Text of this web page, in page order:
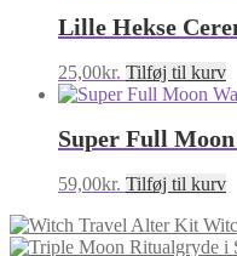
Lille Hekse
25,00kr. Tilføj til kurv
Super Full
59,00kr. Tilføj til kurv